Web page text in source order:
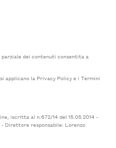
dei contenuti consentita a
applicano la Privacy Policye i Termini
iscritta al n.672/14 del 15.05.2014 -
Direttore responsabile: Lorenzo